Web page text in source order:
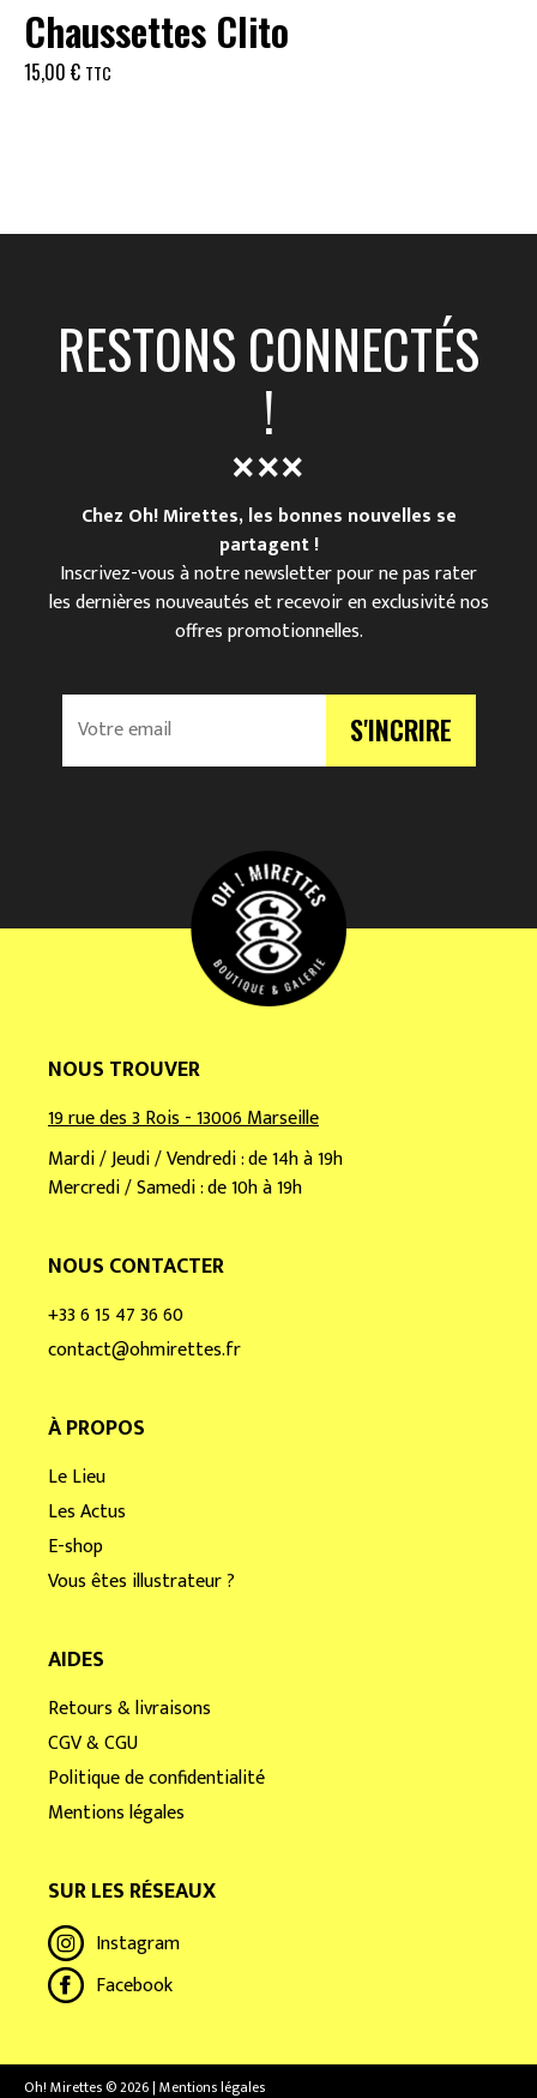
Chaussettes Clito
15,00 € TTC
RESTONS CONNECTÉS
!
Chez Oh! Mirettes, les bonnes nouvelles se
partagent !
Inscrivez-vous à notre newsletter pour ne pas rater
les dernières nouveautés et recevoir en exclusivité nos
offres promotionnelles.
V
r
l
S'INCRIRE
NOUS TROUVER
19 rue des 3 Rois - 13006 Marseille
Mardi / Jeudi / Vendredi : de 14h à 19h
Mercredi / Samedi : de 10h à 19h
NOUS CONTACTER
+33 6 15 47 36 60
contact@ohmirettes.fr
À PROPOS
Le Lieu
Les Actus
E-shop
Vous êtes illustrateur ?
AIDES
Retours & livraisons
CGV & CGU
Politique de confidentialité
Mentions légales
SUR LES RÉSEAUX
Instagram
Facebook
Oh! Mirettes © 2026 | Mentions légales